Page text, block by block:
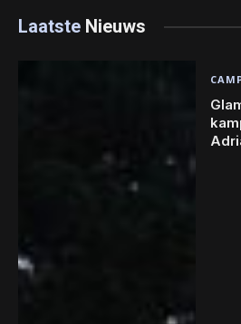
Laatste Nieuws